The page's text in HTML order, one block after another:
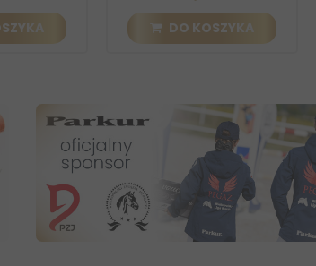
DO KOSZYKA